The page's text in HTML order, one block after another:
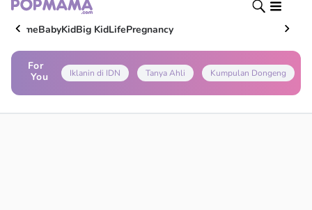
HomeBabyKidBig KidLifePregnancy
For
You
Iklanin di IDN Tanya Ahli Kumpulan Dongeng